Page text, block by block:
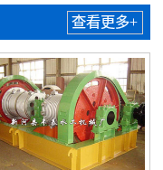
查看更多+